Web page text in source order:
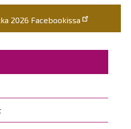
2026 Facebookissa